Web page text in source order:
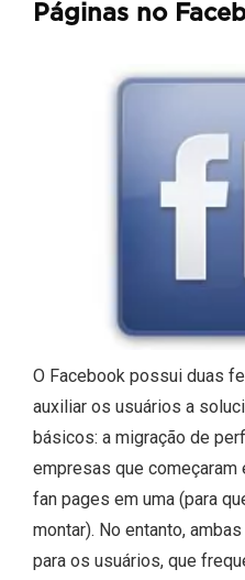
Páginas no
O Facebook possui duas
auxiliar os usuários a
básicos: a migração de
empresas que começaram
fan pages em uma (para
montar). No entanto,
para os usuários, que